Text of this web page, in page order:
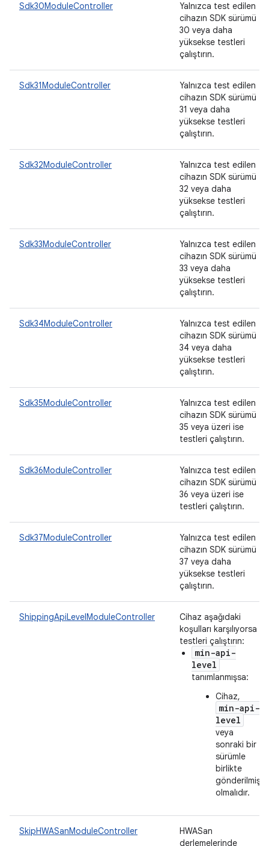
Sdk30ModuleController
Yalnızca test edilen
cihazın SDK sürümü
30 veya daha
yüksekse testleri
çalıştırın.
Sdk31ModuleController
Yalnızca test edilen
cihazın SDK sürümü
31 veya daha
yüksekse testleri
çalıştırın.
Sdk32ModuleController
Yalnızca test edilen
cihazın SDK sürümü
32 veya daha
yüksekse testleri
çalıştırın.
Sdk33ModuleController
Yalnızca test edilen
cihazın SDK sürümü
33 veya daha
yüksekse testleri
çalıştırın.
Sdk34ModuleController
Yalnızca test edilen
cihazın SDK sürümü
34 veya daha
yüksekse testleri
çalıştırın.
Sdk35ModuleController
Yalnızca test edilen
cihazın SDK sürümü
35 veya üzeri ise
testleri çalıştırın.
Sdk36ModuleController
Yalnızca test edilen
cihazın SDK sürümü
36 veya üzeri ise
testleri çalıştırın.
Sdk37ModuleController
Yalnızca test edilen
cihazın SDK sürümü
37 veya daha
yüksekse testleri
çalıştırın.
ShippingApiLevelModuleController
Cihaz aşağıdaki
koşulları karşılıyorsa
testleri çalıştırın:
min-api-
level
tanımlanmışsa:
Cihaz,
min-api-
level
veya
sonraki bir
sürümle
birlikte
gönderilmiş
olmalıdır.
SkipHWASanModuleController
HWASan
derlemelerinde